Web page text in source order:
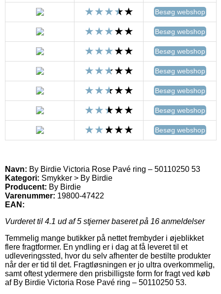
Besøg webshop
Besøg webshop
Besøg webshop
Besøg webshop
Besøg webshop
Besøg webshop
Besøg webshop
Navn: By Birdie Victoria Rose Pavé ring – 50110250 53
Kategori: Smykker > By Birdie
Producent: By Birdie
Varenummer: 19800-47422
EAN:
Vurderet til 4.1 ud af 5 stjerner baseret på 16 anmeldelser
Temmelig mange butikker på nettet frembyder i øjeblikket
flere fragtformer. En yndling er i dag at få leveret til et
udleveringssted, hvor du selv afhenter de bestilte produkter
når der er tid til det. Fragtløsningen er jo ultra overkommelig,
samt oftest ydermere den prisbilligste form for fragt ved køb
af By Birdie Victoria Rose Pavé ring – 50110250 53.